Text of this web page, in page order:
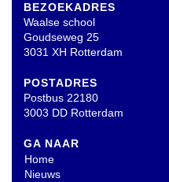
BEZOEKADRES
Waalse school
Goudseweg 25
3031 XH Rotterdam
POSTADRES
Postbus 22180
3003 DD Rotterdam
GA NAAR
Home
Nieuws